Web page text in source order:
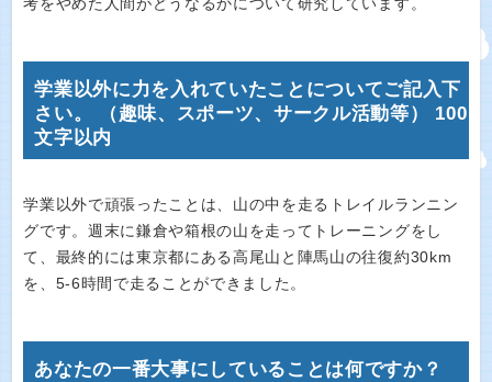
考をやめた人間がどうなるかについて研究しています。
学業以外に力を入れていたことについてご記入下
さい。 （趣味、スポーツ、サークル活動等） 100
文字以内
学業以外で頑張ったことは、山の中を走るトレイルランニン
グです。週末に鎌倉や箱根の山を走ってトレーニングをし
て、最終的には東京都にある高尾山と陣馬山の往復約30km
を、5-6時間で走ることができました。
あなたの一番大事にしていることは何ですか？